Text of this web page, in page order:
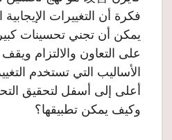
فكرة أن التغييرات
يمكن أن تجني تحسينات
على التعاون والالتزام
الأساليب التي تستخدم
أعلى إلى أسفل لتحقيق
وكيف يمكن تطبيقها؟